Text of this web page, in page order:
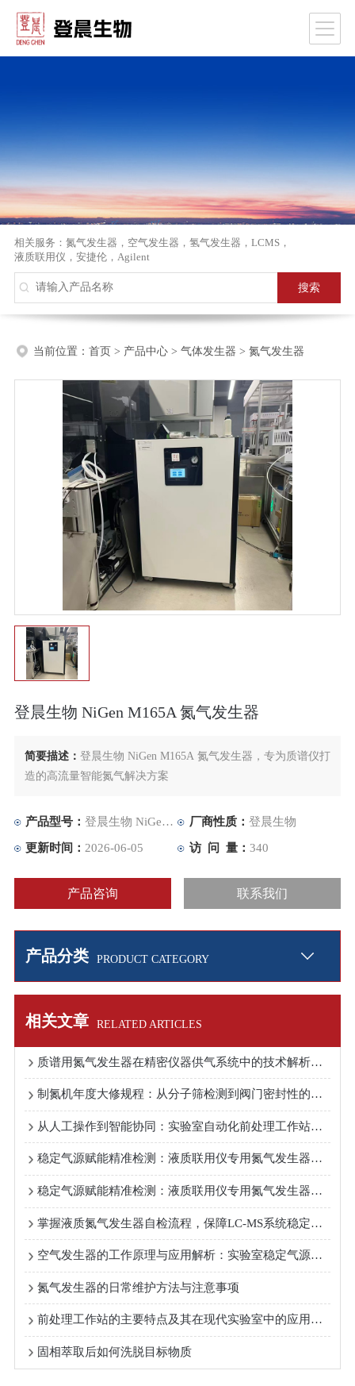
相关服务： 氮气发生器 ， 空气发生器 ， 氢气发生器 ， LCMS，
液质联用仪 ， 安捷伦， Agilent
当前位置： 首页> 产品中心> 气体发生器 > 氮气发生器
登晨生物 NiGen M165A 氮气发生器
简要描述：登晨生物 NiGen M165A 氮气发生器，专为质谱仪打
造的高流量智能氮气解决方案
产品型号：登晨生物 NiGen M165A 氮气发生器 厂商性质： 登晨生物
更新时间：2026-06-05 访 问 量： 340
产品咨询 联系我们
产品分类 PRODUCT CATEGORY
相关文章 RELATED ARTICLES
质谱用氮气发生器在精密仪器供气系统中的技术解析与故障排查
制氮机年度大修规程：从分子筛检测到阀门密封性的全流程维护指南
从人工操作到智能协同：实验室自动化前处理工作站的核心特点解析
稳定气源赋能精准检测：液质联用仪专用氮气发生器的技术优势分析
稳定气源赋能精准检测：液质联用仪专用氮气发生器的技术优势分析
掌握液质氮气发生器自检流程，保障LC-MS系统稳定运行
空气发生器的工作原理与应用解析：实验室稳定气源的重要保障
氮气发生器的日常维护方法与注意事项
前处理工作站的主要特点及其在现代实验室中的应用优势
固相萃取后如何洗脱目标物质